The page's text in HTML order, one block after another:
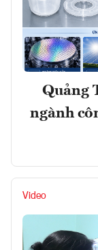
Quảng
ngành
Video